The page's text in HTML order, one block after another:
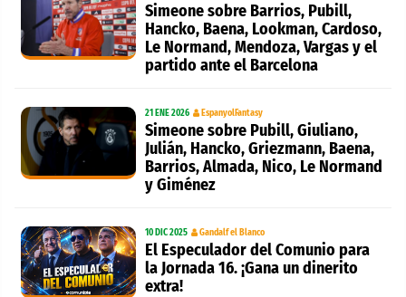
Simeone sobre Barrios, Pubill,
Hancko, Baena, Lookman, Cardoso,
Le Normand, Mendoza, Vargas y el
partido ante el Barcelona
21 ENE 2026 EspanyolFantasy
Simeone sobre Pubill, Giuliano,
Julián, Hancko, Griezmann, Baena,
Barrios, Almada, Nico, Le Normand
y Giménez
10 DIC 2025 Gandalf el Blanco
El Especulador del Comunio para
la Jornada 16. ¡Gana un dinerito
extra!